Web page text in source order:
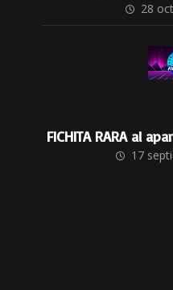
28
FICHITA RARA al
17